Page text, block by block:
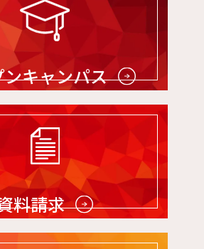
キャンパス
料請求